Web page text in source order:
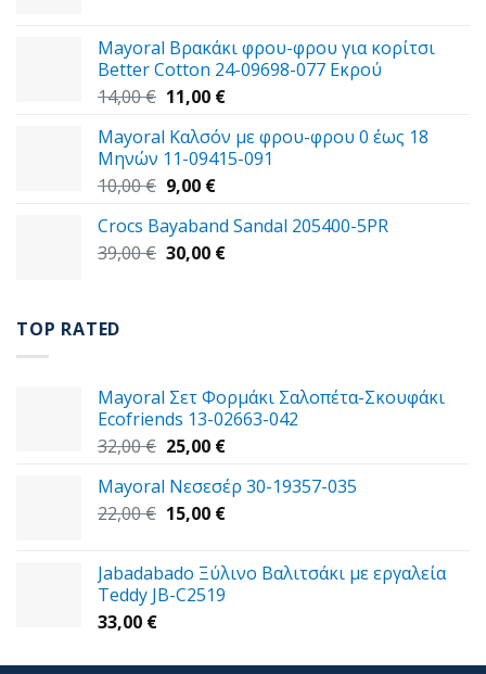
59,00 €.είναι:
49,00 €.
Mayoral Βρακάκι φρου-φρου για κορίτσι
Better Cotton 24-09698-077 Εκρού
14,00€ Original
was:
14,00 €.
11,00 €Η
τιμή
είναι:
Mayoral Καλσόν με φρου-φρου 0 έως 18
Μηνών 11-09415-091
10,00€ Original
was:
10,00 €.
9,00 €Η
τιμή
είναι:
Crocs Bayaband Sandal 205400-5PR
39,00€ Original
30,00 €Η
TOP RATED
Mayoral Σετ Φορμάκι Σαλοπέτα-Σκουφάκι
Ecofriends 13-02663-042
32,00€ Original
was:
32,00 €.
25,00 €Η
τιμή
είναι:
Mayoral Νεσεσέρ 30-19357-035
22,00€ Original
22,00 €.
15,00 €Η
είναι:
15,00 €.
Jabadabado Ξύλινο Βαλιτσάκι με εργαλεία
Teddy JB-C2519
33,00 €